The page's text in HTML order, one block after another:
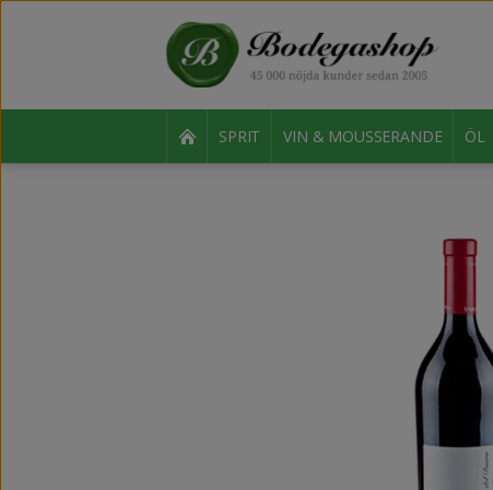
SPRIT VIN & MOUSSERANDE ÖL